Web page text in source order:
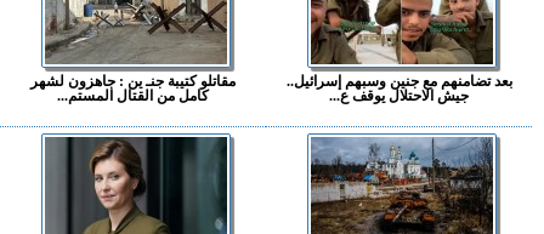
بعد تضامنهم مع جنين وسبهم إسرائيل..
جيش الاحتلال يوقف ع...
مقاتلو كتيبة جنـ ين : جاهزون لشهر
كامل من القتال المستم...